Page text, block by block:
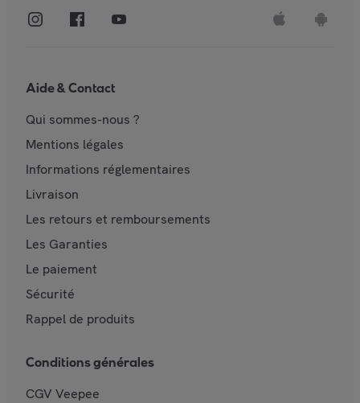
Aide & Contact
Qui sommes-nous ?
Mentions légales
Informations réglementaires
Livraison
Les retours et remboursements
Les Garanties
Le paiement
Sécurité
Rappel de produits
Conditions générales
CGV Veepee